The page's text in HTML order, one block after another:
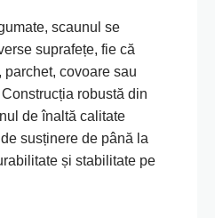
scaunul se
suprafețe, fie că
covoare sau
robustă din
de înaltă calitate
susținere de până la
și stabilitate pe